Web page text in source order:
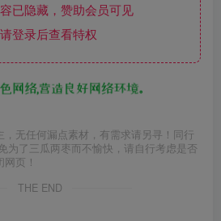
已隐藏，赞助会员可见
登录后查看特权
无任何漏点素材，有需求请另寻！同行
为了三瓜两枣而不愉快，请自行考虑是否
页！
THE END